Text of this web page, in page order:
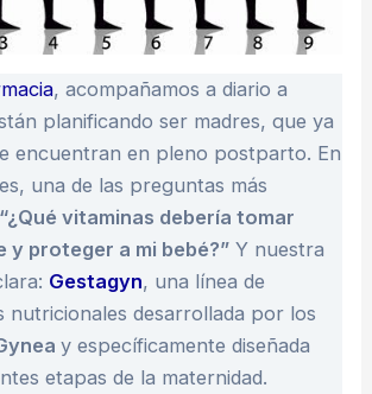
, acompañamos a diario a
planificando ser madres, que ya
encuentran en pleno postparto. En
una de las preguntas más
“¿Qué vitaminas debería tomar
y proteger a mi bebé?” Y nuestra
Gestagyn, una línea de
nutricionales desarrollada por los
y específicamente diseñada
etapas de la maternidad.